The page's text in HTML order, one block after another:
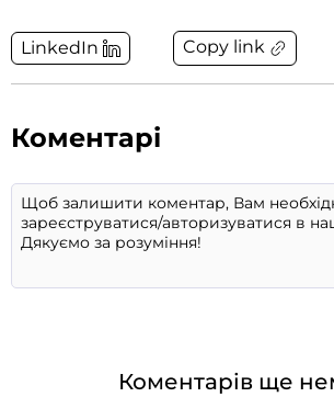
LinkedIn Copy link
Коментарі
Коментарів ще